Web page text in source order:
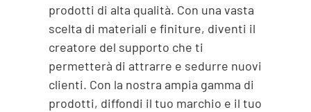
prodotti di alta qualità. Con una vasta
scelta di materiali e finiture, diventi il
creatore del supporto che ti
permetterà di attrarre e sedurre nuovi
clienti. Con la nostra ampia gamma di
prodotti, diffondi il tuo marchio e il tuo